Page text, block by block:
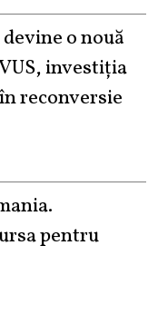
o nouă
investiția
reconversie
pentru